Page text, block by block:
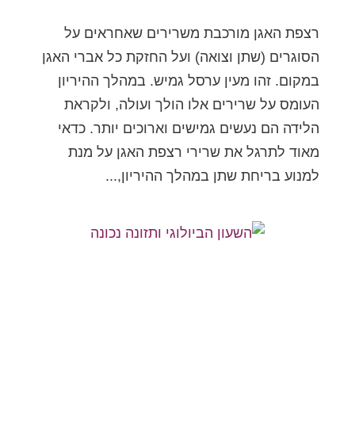
רצפת האגן מורכבת משרירים שאחראים על
הסוגרים (שתן וצואה) ועל החזקת כל אברי האגן
במקום. זהו מעין ערסל גמיש. במהלך ההיריון
העומס על שרירים אלו הולך ועולה, ולקראת
הלידה הם נעשים גמישים וארוכים יותר. כדאי
מאוד לתרגל את שרירי רצפת האגן על מנת
למנוע בריחת שתן במהלך ההיריון,...